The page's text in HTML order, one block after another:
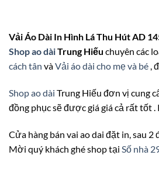
Vải Áo Dài In Hình Lá Thu Hút AD
Shop ao dàiTrung Hiếu chuyên các
cách tân vàVải áo dài cho mẹ và bé ,
Shop ao dài Trung Hiếu đơn vị cung
đồng phục sẽ được giá giá cả rất tốt .
Cửa hàng bán vai ao dai đặt in, sau
Mời quý khách ghé shop tại Số nhà